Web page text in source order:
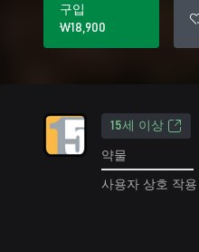
구입
₩18,900
15세 이상
약물
사용자 상호 작용